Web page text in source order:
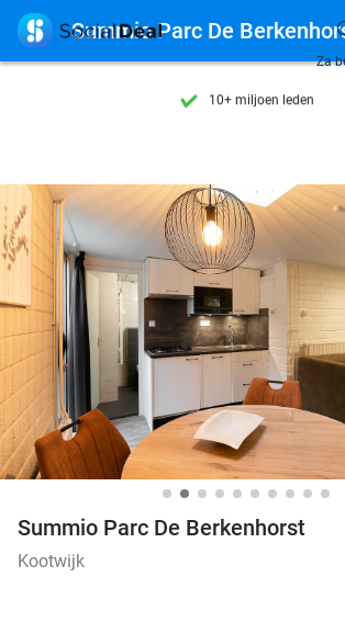
7 dagen per week
10+ miljoen leden
7 dagen per week beschikbaar
10+ miljoen leden
Za
 Summio Parc De
Summio Parc De Berkenhorst
Kootwijk